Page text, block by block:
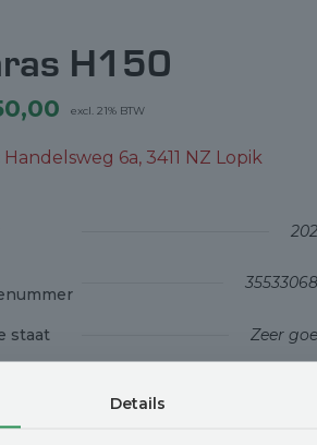
H150
excl. 21% BTW
Handelsweg 6a, 3411 NZ Lopik
staat Zeer
Details